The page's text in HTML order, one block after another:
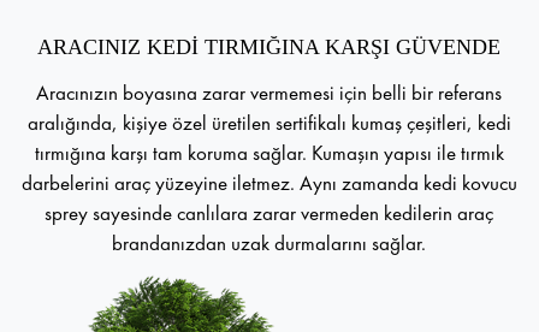
ARACINIZ KEDİ TIRMIĞINA KARŞI GÜVENDE
Aracınızın boyasına zarar vermemesi için belli bir referans
aralığında, kişiye özel üretilen sertifikalı kumaş çeşitleri, kedi
tırmığına karşı tam koruma sağlar. Kumaşın yapısı ile tırmık
darbelerini araç yüzeyine iletmez. Aynı zamanda kedi kovucu
sprey sayesinde canlılara zarar vermeden kedilerin araç
brandanızdan uzak durmalarını sağlar.